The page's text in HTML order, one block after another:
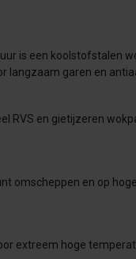
is een koolstofstalen
langzaam garen en
RVS en gietijzeren
omscheppen en op
extreem hoge